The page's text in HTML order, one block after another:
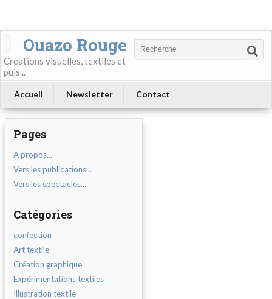
Ouazo Rouge
Créations visuelles, textiles et
puis...
Accueil Newsletter Contact
Pages
A propos...
Vers les publications...
Vers les spectacles...
Catégories
confection
Art textile
Création graphique
Expérimentations textiles
Illustration textile